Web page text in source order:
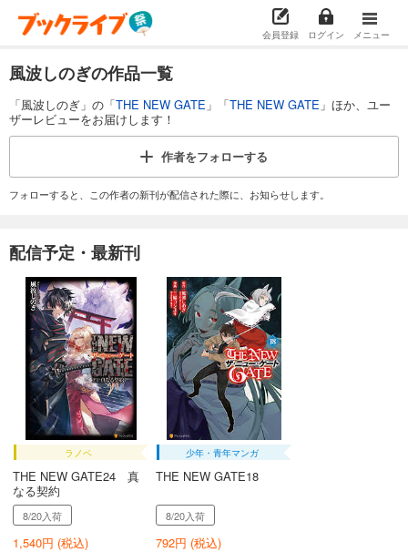
会員登録 ログイン メニュー
風波しのぎの作品一覧
「風波しのぎ」の「THE NEW GATE 」「THE NEW GATE 」ほか、ユー
ザーレビューをお届けします！
作者をフォローする
フォローすると、この作者の新刊が配信された際に、お知らせします。
配信予定・最新刊
ラノベ
THE NEW GATE24 真
なる契約
8/20入荷
1,540円 (税込)
少年・青年マンガ
THE NEW GATE18
8/20入荷
792円 (税込)